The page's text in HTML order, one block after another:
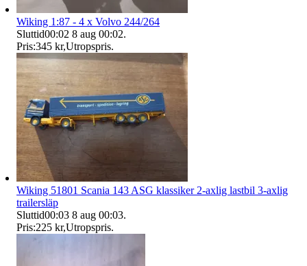
Wiking 1:87 - 4 x Volvo 244/264
Sluttid00:02 8 aug 00:02.
Pris:345 kr,Utropspris.
Wiking 51801 Scania 143 ASG klassiker 2-axlig lastbil 3-axlig
trailersläp
Sluttid00:03 8 aug 00:03.
Pris:225 kr,Utropspris.